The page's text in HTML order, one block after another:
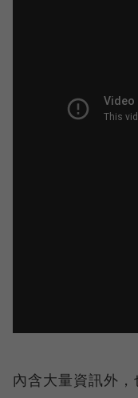
內含大量資訊外